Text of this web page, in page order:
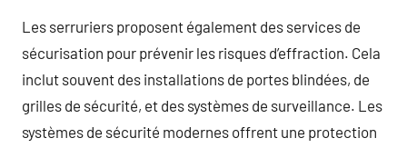
Les serruriers proposent également des services de
sécurisation pour prévenir les risques d’effraction. Cela
inclut souvent des installations de portes blindées, de
grilles de sécurité, et des systèmes de surveillance. Les
systèmes de sécurité modernes offrent une protection